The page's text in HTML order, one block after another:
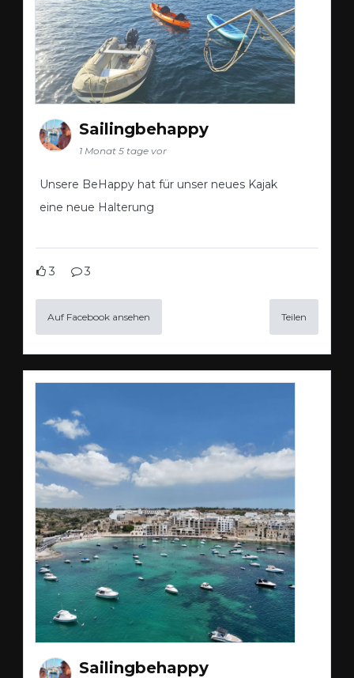
Sailingbehappy
1 Monat 5 tage vor
Unsere BeHappy hat für unser neues Kajak
eine neue Halterung
3 3
Auf Facebook ansehen Teilen
Sailingbehappy